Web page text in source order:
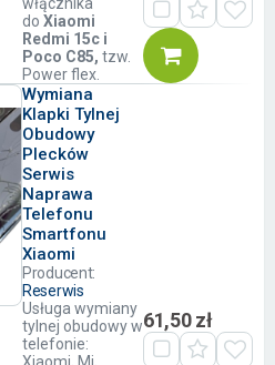
do Xiaomi
Redmi 15c i
Poco C85, tzw.
Power flex.
Wymiana
Klapki Tylnej
Obudowy
Plecków
Serwis
Naprawa
Telefonu
Smartfonu
Xiaomi
Producent:
Reserwis
Usługa wymiany
tylnej obudowy w
telefonie:
Xiaomi, Mi,
61,50 zł